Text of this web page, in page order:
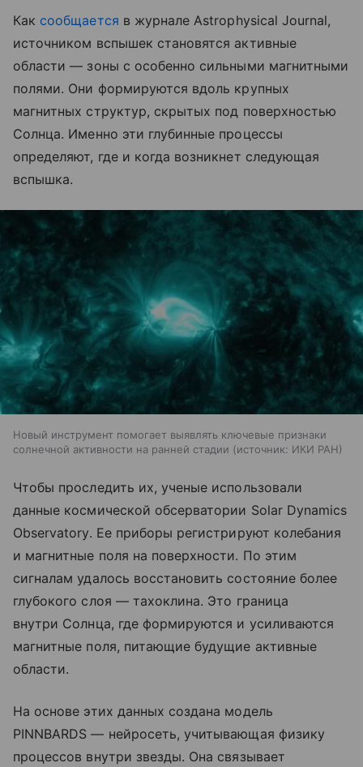
Как сообщается в журнале Astrophysical Journal,
источником вспышек становятся активные
области — зоны с особенно сильными магнитными
полями. Они формируются вдоль крупных
магнитных структур, скрытых под поверхностью
Солнца. Именно эти глубинные процессы
определяют, где и когда возникнет следующая
вспышка.
Новый инструмент помогает выявлять ключевые признаки
солнечной активности на ранней стадии
источник: ИКИ РАН
Чтобы проследить их, ученые использовали
данные космической обсерватории Solar Dynamics
Observatory. Ее приборы регистрируют колебания
и магнитные поля на поверхности. По этим
сигналам удалось восстановить состояние более
глубокого слоя — тахоклина. Это граница
внутри Солнца, где формируются и усиливаются
магнитные поля, питающие будущие активные
области.
На основе этих данных создана модель
PINNBARDS — нейросеть, учитывающая физику
процессов внутри звезды. Она связывает